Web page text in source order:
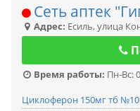
Сеть аптек
Адрес: Есиль,улица
Время работы: Пн-Вс:
Циклоферон 150мг тб №10